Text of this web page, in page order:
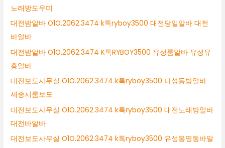
노래방도우미
대전밤알바 O1O.2062.3474 k톡ryboy3500 대전당일알바 대전
바알바
대전밤알바 O1O.2062.3474 K톡RYBOY3500 유성룸알바 유성유
흥알바
대전보도사무실 O1O.2062.3474 k톡ryboy3500 나성동밤알바
세종시룸보도
대전보도사무실 O1O.2062.3474 k톡ryboy3500 대전노래방알바
대전바알바
대전보도사무실 O1O.2062.3474 k톡ryboy3500 유성봉명동바알